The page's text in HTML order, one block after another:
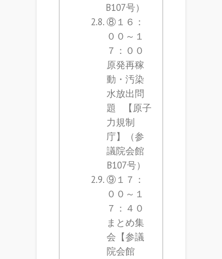
B107号）
⑧１６：
００～１
７：００
原発再稼
動・汚染
水放出問
題 【原子
力規制
庁】（参
議院会館
B107号）
⑨１７：
００～１
７：４０
まとめ集
会【参議
院会館